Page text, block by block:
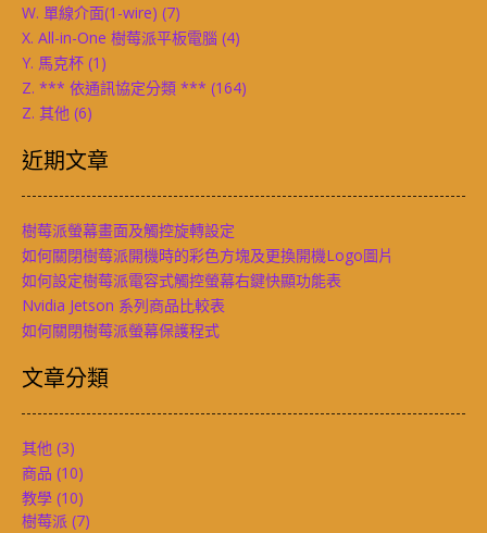
W. 單線介面(1-wire) (7)
X. All-in-One 樹莓派平板電腦 (4)
Y. 馬克杯 (1)
Z. *** 依通訊協定分類 *** (164)
Z. 其他 (6)
近期文章
樹莓派螢幕畫面及觸控旋轉設定
如何關閉樹莓派開機時的彩色方塊及更換開機Logo圖片
如何設定樹莓派電容式觸控螢幕右鍵快顯功能表
Nvidia Jetson 系列商品比較表
如何關閉樹莓派螢幕保護程式
文章分類
其他 (3)
商品 (10)
教學 (10)
樹莓派 (7)